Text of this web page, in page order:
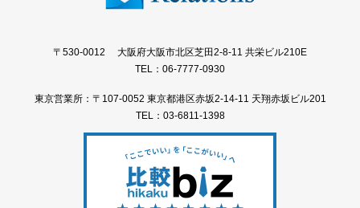
〒530-0012 大阪府大阪市北区芝田2-8-11 共栄ビル210E
TEL：06-7777-0930
東京営業所：〒107-0052 東京都港区赤坂2-14-11 天翔赤坂ビル201
TEL：03-6811-1398